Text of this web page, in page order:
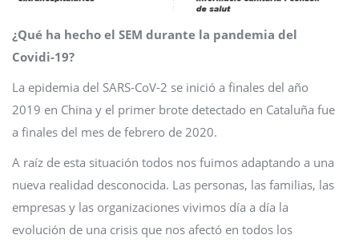
¿Qué ha hecho el SEM durante la pandemia del
Covidi-19?
La epidemia del SARS-CoV-2 se inició a finales del año
2019 en China y el primer brote detectado en Cataluña fue
a finales del mes de febrero de 2020.
A raíz de esta situación todos nos fuimos adaptando a una
nueva realidad desconocida. Las personas, las familias, las
empresas y las organizaciones vivimos día a día la
evolución de una crisis que nos afectó en todos los